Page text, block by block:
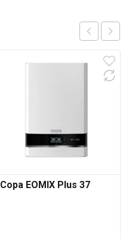
Copa EOMIX Plus 37